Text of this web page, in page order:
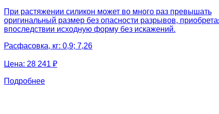
При растяжении силикон может во много раз превышать
оригинальный размер без опасности разрывов,
впоследствии исходную форму без искажений.
Расфасовка, кг: 0,9; 7,26
Цена: 28 241 ₽
Подробнее